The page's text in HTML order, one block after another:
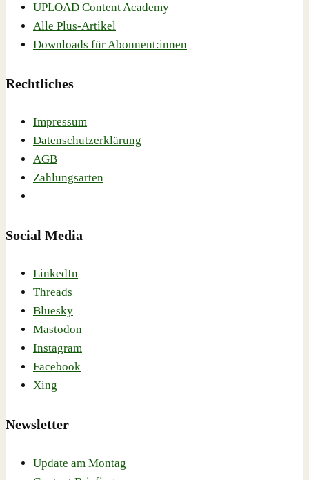
UPLOAD Content Academy
Alle Plus-Artikel
Downloads für Abonnent:innen
Rechtliches
Impressum
Datenschutzerklärung
AGB
Zahlungsarten
Social Media
LinkedIn
Threads
Bluesky
Mastodon
Instagram
Facebook
Xing
Newsletter
Update am Montag